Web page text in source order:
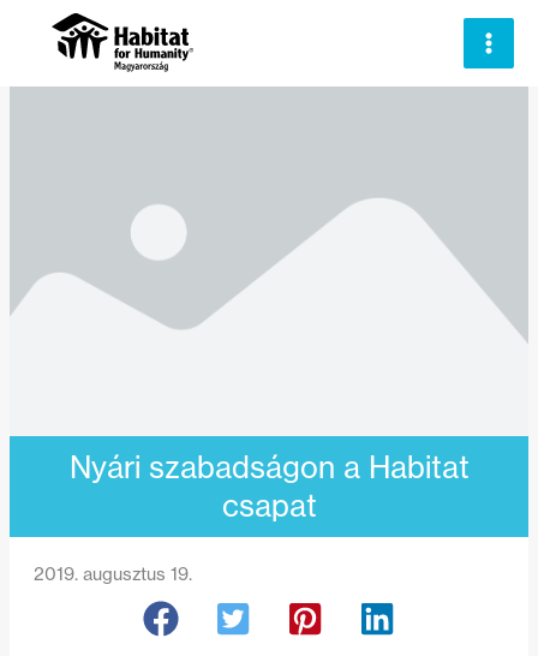
Nyári szabadságon a Habitat
csapat
2019. augusztus 19.